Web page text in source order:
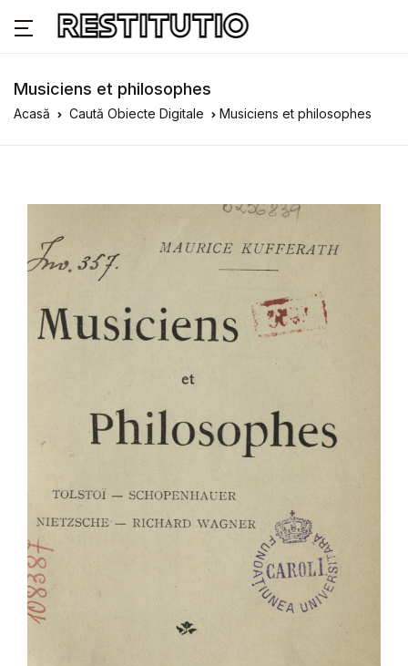
Musiciens et philosophes
Acasă Caută Obiecte Digitale Musiciens et philosophes